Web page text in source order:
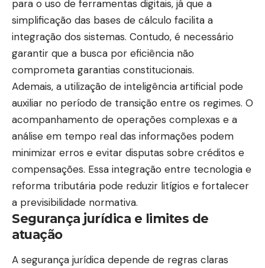
para o uso de ferramentas digitais, já que a
simplificação das bases de cálculo facilita a
integração dos sistemas. Contudo, é necessário
garantir que a busca por eficiência não
comprometa garantias constitucionais.
Ademais, a utilização de inteligência artificial pode
auxiliar no período de transição entre os regimes. O
acompanhamento de operações complexas e a
análise em tempo real das informações podem
minimizar erros e evitar disputas sobre créditos e
compensações. Essa integração entre tecnologia e
reforma tributária pode reduzir litígios e fortalecer
a previsibilidade normativa.
Segurança jurídica e limites de
atuação
A segurança jurídica depende de regras claras